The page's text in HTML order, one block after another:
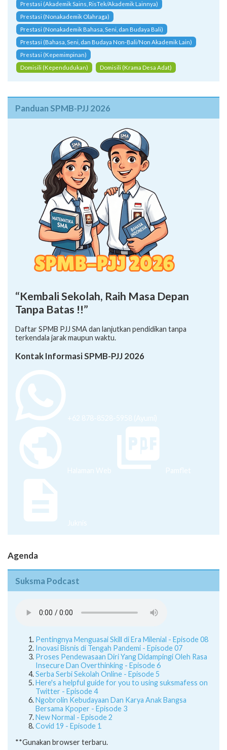
Prestasi (Akademik Sains, RisTek/Akademik Lainnya)
Prestasi (Nonakademik Olahraga)
Prestasi (Nonakademik Bahasa, Seni, dan Budaya Bali)
Prestasi (Bahasa, Seni, dan Budaya Non-Bali/Non Akademik Lain)
Prestasi (Kepemimpinan)
Domisili (Kependudukan)
Domisili (Krama Desa Adat)
Panduan SPMB-PJJ 2026
“Kembali Sekolah, Raih Masa Depan
Tanpa Batas !!”
Daftar SPMB PJJ SMA dan lanjutkan pendidikan tanpa
terkendala jarak maupun waktu.
Kontak Informasi SPMB-PJJ 2026
+62 878-8528-5958 (Ayumi)
Halaman Web Pamflet
Juknis
Agenda
Suksma Podcast
Pentingnya Menguasai Skill di Era Milenial - Episode 08
Inovasi Bisnis di Tengah Pandemi - Episode 07
Proses Pendewasaan Diri Yang Didampingi Oleh Rasa
Insecure Dan Overthinking - Episode 6
Serba Serbi Sekolah Online - Episode 5
Here's a helpful guide for you to using suksmafess on
Twitter - Episode 4
Ngobrolin Kebudayaan Dan Karya Anak Bangsa
Bersama Kpoper - Episode 3
New Normal - Episode 2
Covid 19 - Episode 1
**Gunakan browser terbaru.